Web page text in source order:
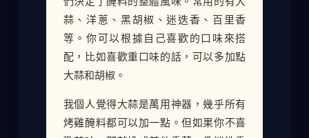
蒜、洋蔥、黑胡椒、迷迭香、百里香
等。你可以根據自己喜歡的口味來搭
配，比如喜歡重口味的話，可以多加點
大蒜和胡椒。
我個人覺得大蒜是萬用神器，幾乎所有
烤雞醃料都可以加一點。但如果你不喜